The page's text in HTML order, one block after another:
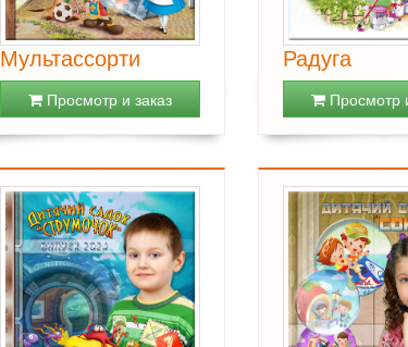
Мультассорти
Просмотр и заказ
Радуга
Просмотр